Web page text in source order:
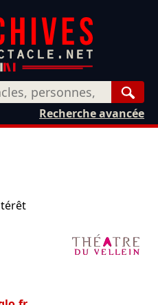
Recherche avancée